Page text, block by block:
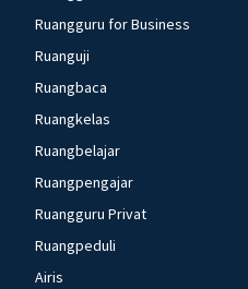
Ruangguru for Business
Ruanguji
Ruangbaca
Ruangkelas
Ruangbelajar
Ruangpengajar
Ruangguru Privat
Ruangpeduli
Airis